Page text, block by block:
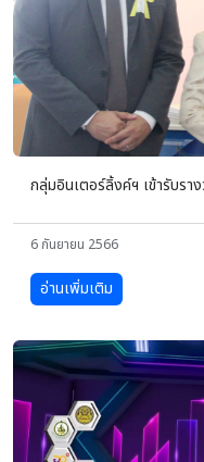
กลุ่มอินเตอร์ลิ้งค์ฯ เข้ารับรา
6 กันยายน 2566
อ่านเพิ่มเติม